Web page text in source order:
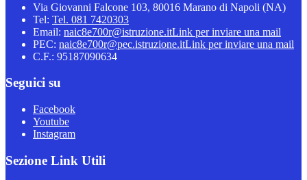
Via Giovanni Falcone 103, 80016 Marano di Napoli (NA)
Tel: Tel. 081 7420303
Email: naic8e700r@istruzione.itLink per inviare una mail
PEC: naic8e700r@pec.istruzione.itLink per inviare una mail
C.F.: 95187090634
Seguici su
Facebook
Youtube
Instagram
Sezione Link Utili